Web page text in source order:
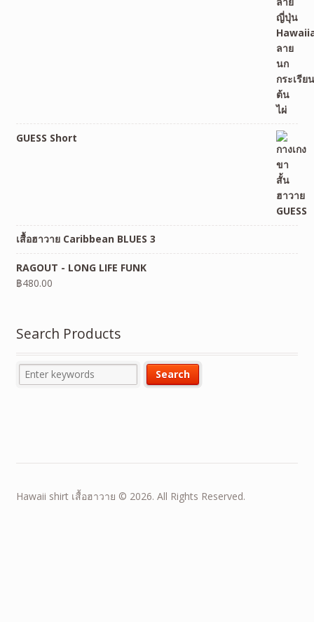
GUESS Short
เสื้อฮาวาย Caribbean BLUES 3
RAGOUT - LONG LIFE FUNK
฿480.00
Search Products
Hawaii shirt เสื้อฮาวาย © 2026. All Rights Reserved.